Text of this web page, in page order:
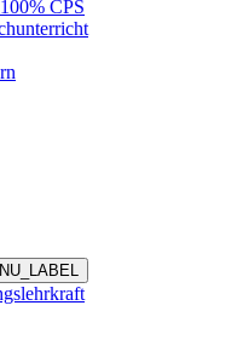
CPS